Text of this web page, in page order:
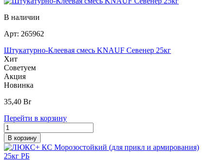
В наличии
Арт: 265962
Штукатурно-Клеевая смесь KNAUF Севенер 25кг
Хит
Советуем
Акция
Новинка
35,40 Br
Перейти в корзину
В корзину